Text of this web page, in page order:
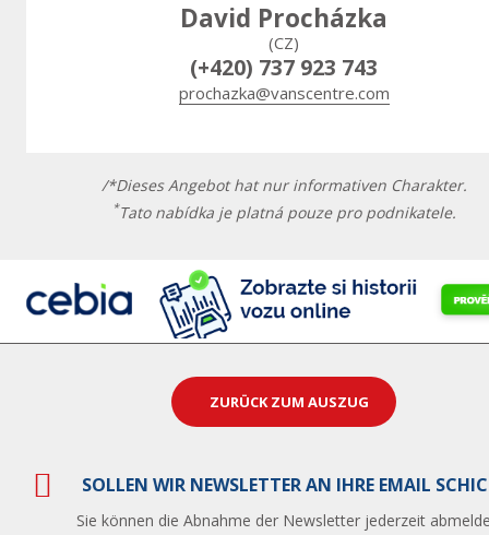
David Procházka
(CZ)
(+420) 737 923 743
prochazka@vanscentre.com
/*Dieses Angebot hat nur informativen Charakter.
*Tato nabídka je platná pouze pro podnikatele.
ZURÜCK ZUM AUSZUG
SOLLEN WIR NEWSLETTER AN IHRE EMAIL
Sie können die Abnahme der Newsletter jederzeit